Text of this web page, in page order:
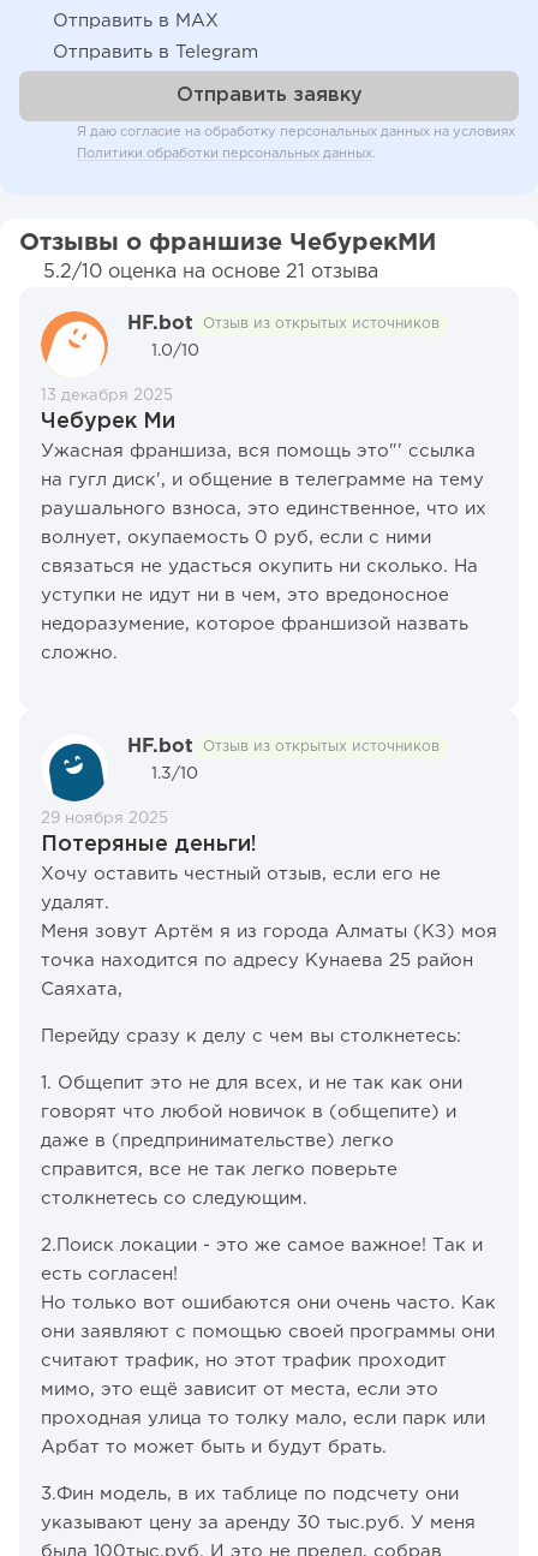
Отправить в MAX
Отправить в Telegram
Я даю согласие на обработку персональных данных на условиях
Политики обработки персональных данных
Отзывы о франшизе ЧебурекМИ
5.2/10 оценка на основе 21 отзыва
HF.bot Отзыв из открытых источников
1.0/10
13 декабря 2025
Чебурек Ми
Ужасная франшиза, вся помощь это"' ссылка
на гугл диск', и общение в телеграмме на тему
раушального взноса, это единственное, что их
волнует, окупаемость 0 руб, если с ними
связаться не удасться окупить ни сколько. На
уступки не идут ни в чем, это вредоносное
недоразумение, которое франшизой назвать
сложно.
HF.bot Отзыв из открытых источников
1.3/10
29 ноября 2025
Потеряные деньги!
Хочу оставить честный отзыв, если его не
удалят.
Меня зовут Артём я из города Алматы (КЗ) моя
точка находится по адресу Кунаева 25 район
Саяхата,
Перейду сразу к делу с чем вы столкнетесь:
1. Общепит это не для всех, и не так как они
говорят что любой новичок в (общепите) и
даже в (предпринимательстве) легко
справится, все не так легко поверьте
столкнетесь со следующим.
2.Поиск локации - это же самое важное! Так и
есть согласен!
Но только вот ошибаются они очень часто. Как
они заявляют с помощью своей программы они
считают трафик, но этот трафик проходит
мимо, это ещё зависит от места, если это
проходная улица то толку мало, если парк или
Арбат то может быть и будут брать.
3.Фин модель, в их таблице по подсчету они
указывают цену за аренду 30 тыс.руб. У меня
была 100тыс.руб. И это не предел, собрав